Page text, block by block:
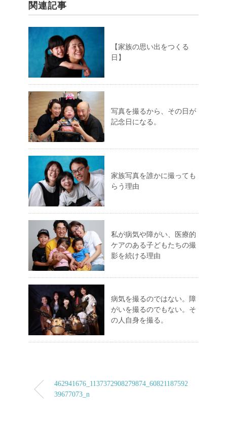
関連記事
【家族の思い出をつくる
日】
写真を撮るから、その日が
記念日になる。
家族写真を誰かに撮っても
らう理由
私が病気や障がい、医療的
ケアのある子どもたちの撮
影を続ける理由
病気を撮るのではない。障
がいを撮るのでもない。そ
の人自身を撮る。
462941676_1137372908279874_60821187592
39677073_n